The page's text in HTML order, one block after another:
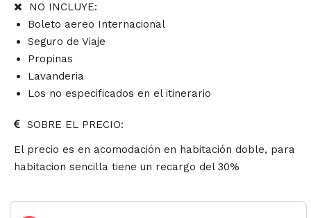
NO INCLUYE:
Boleto aereo Internacional
Seguro de Viaje
Propinas
Lavanderia
Los no especificados en el itinerario
SOBRE EL PRECIO:
El precio es en acomodación en habitación doble, para
habitacion sencilla tiene un recargo del 30%